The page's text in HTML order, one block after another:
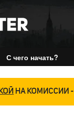
С чего начать?
НА КОМИССИИ -